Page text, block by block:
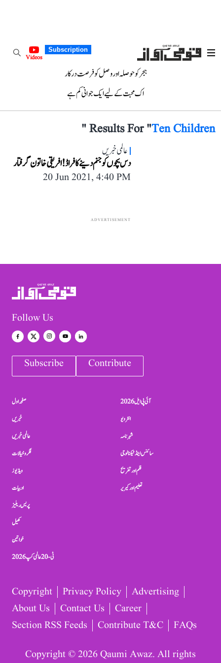
Subscription
Videos
ہجر کو حوصلہ اور وصل کو فرصت درکار
اک محبت کے لیے ایک جوانی کم ہے
Results For "Ten Children
"
عالمی خبریں
دس بچوں کو جنم دینے کا فراڈ! افریقی خاتون گرفتار
20 Jun 2021, 4:40 PM
ADVERTISEMENT
Follow Us
Subscribe Contribute
صفحہ اول
خبریں
عالمی خبریں
فکر و خیالات
ویڈیوز
ادبیات
پریس ریلیز
کھیل
خواتین
ٹی-20 عالمی کپ 2026
آئی پی ایل 2026
انٹرویو
شہرنامہ
سائنس اینڈ ٹیکنالوجی
فلم اور تفریح
تعلیم اور کیریر
Copyright Privacy Policy
Advertising
About Us
Contact Us
Career
Section RSS Feeds
Contribute T&C FAQs
Copyright © 2026 Qaumi Awaz. All rights